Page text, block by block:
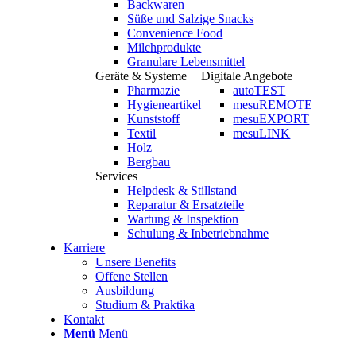
Backwaren
Süße und Salzige Snacks
Convenience Food
Milchprodukte
Granulare Lebensmittel
Geräte & Systeme
Pharmazie
Hygieneartikel
Kunststoff
Textil
Holz
Bergbau
Digitale Angebote
autoTEST
mesuREMOTE
mesuEXPORT
mesuLINK
Services
Helpdesk & Stillstand
Reparatur & Ersatzteile
Wartung & Inspektion
Schulung & Inbetriebnahme
Karriere
Unsere Benefits
Offene Stellen
Ausbildung
Studium & Praktika
Kontakt
Menü Menü